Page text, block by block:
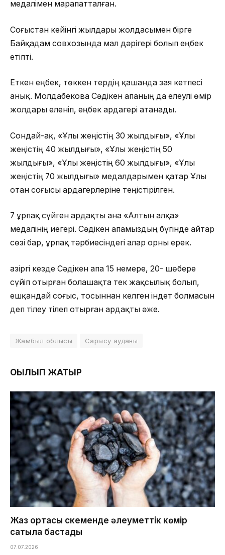
медалімен марапатталған.
Соғыстан кейінгі жылдары жолдасымен бірге
Байқадам совхозында мал дәрігері болып еңбек
етіпті.
Еткен еңбек, төккен тердің қашанда зая кетпесі
анық. Молдабекова Сәдікен апаның да елеулі өмір
жолдары еленіп, еңбек ардагері атанады.
Сондай-ақ, «Ұлы жеңістің 30 жылдығы», «Ұлы
жеңістің 40 жылдығы», «Ұлы жеңістің 50
жылдығы», «Ұлы жеңістің 60 жылдығы», «Ұлы
жеңістің 70 жылдығы» медалдарымен қатар Ұлы
отан соғысы ардагерлеріне теңістірілген.
7 ұрпақ сүйген ардақты ана «Алтын алқа»
медалінің иегері. Сәдікен апамыздың бүгінде айтар
сөзі бар, ұрпақ тәрбиесіндегі алар орны ерек.
Қазіргі кезде Сәдікен апа 15 немере, 20- шөбере
сүйіп отырған болашақта тек жақсылық болып,
ешқандай соғыс, тосыннан келген індет болмасын
деп тілеу тілеп отырған ардақты әже.
Жамбыл облысы Сарысу ауданы
ОҚЫЛЫП ЖАТЫР
Жаз ортасы Өскеменде әлеуметтік көмір
сатыла бастады
07.07.2026